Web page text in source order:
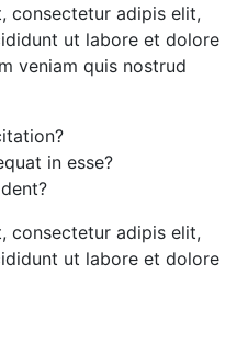
consectetur adipis elit,
ut labore et dolore
veniam quis nostrud
in esse?
consectetur adipis elit,
ut labore et dolore